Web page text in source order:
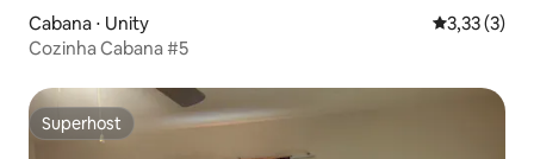
Cabana ⋅ Unity 3,33 de
3,33 (3)
Cozinha Cabana #5
Superhost
Superhost